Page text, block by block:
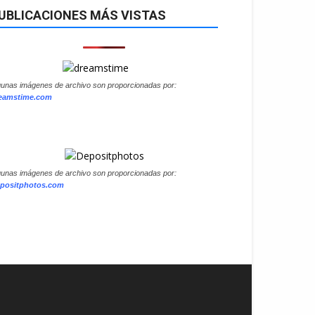
MÁS VISTAS
imágenes de archivo son proporcionadas por:
imágenes de archivo son proporcionadas por: